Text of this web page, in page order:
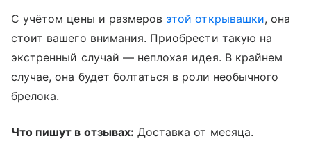
С учётом цены и размеров этой открывашки, она
стоит вашего внимания. Приобрести такую на
экстренный случай — неплохая идея. В крайнем
случае, она будет болтаться в роли необычного
брелока.
Что пишут в отзывах: Доставка от месяца.